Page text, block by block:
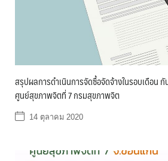
สรุปผลการดำเนินการจัดซื้อจัดจ้างในรอบเดือน
ศูนย์สุขภาพจิตที่ 7 กรมสุขภาพจิต
14 ตุลาคม 2020